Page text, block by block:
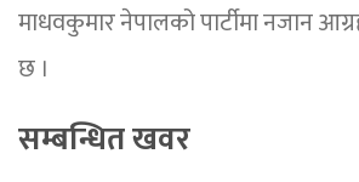
माधवकुमार नेपालको पार्टीमा नजान
छ ।
सम्बन्धित खवर